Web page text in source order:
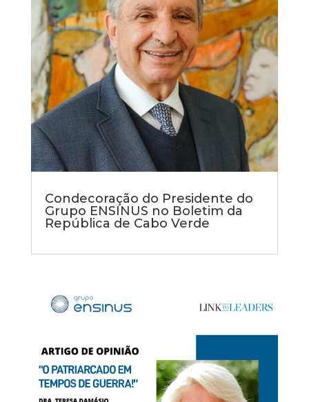
Condecoração do Presidente do
Grupo ENSINUS no Boletim da
República de Cabo Verde